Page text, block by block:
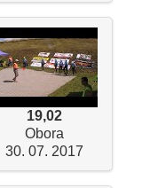
19,02
Obora
30. 07. 2017